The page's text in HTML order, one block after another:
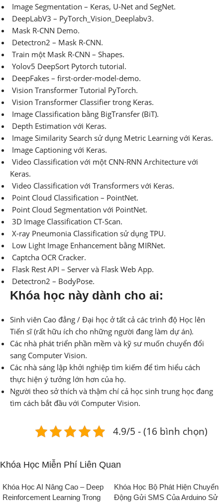
Image Segmentation – Keras, U-Net and SegNet.
DeepLabV3 – PyTorch_Vision_Deeplabv3.
Mask R-CNN Demo.
Detectron2 – Mask R-CNN.
Train một Mask R-CNN – Shapes.
Yolov5 DeepSort Pytorch tutorial.
DeepFakes – first-order-model-demo.
Vision Transformer Tutorial PyTorch.
Vision Transformer Classifier trong Keras.
Image Classification bằng BigTransfer (BiT).
Depth Estimation với Keras.
Image Similarity Search sử dụng Metric Learning với Keras.
Image Captioning với Keras.
Video Classification với một CNN-RNN Architecture với
Keras.
Video Classification với Transformers với Keras.
Point Cloud Classification – PointNet.
Point Cloud Segmentation với PointNet.
3D Image Classification CT-Scan.
X-ray Pneumonia Classification sử dụng TPU.
Low Light Image Enhancement bằng MIRNet.
Captcha OCR Cracker.
Flask Rest API – Server và Flask Web App.
Detectron2 – BodyPose.
Khóa học này dành cho ai:
Sinh viên Cao đẳng / Đại học ở tất cả các trình độ Học lên
Tiến sĩ (rất hữu ích cho những người đang làm dự án).
Các nhà phát triển phần mềm và kỹ sư muốn chuyển đổi
sang Computer Vision.
Các nhà sáng lập khởi nghiệp tìm kiếm để tìm hiểu cách
thực hiện ý tưởng lớn hơn của họ.
Người theo sở thích và thậm chí cả học sinh trung học đang
tìm cách bắt đầu với Computer Vision.
4.9/5 - (16 bình chọn)
Khóa Học Miễn Phí Liên Quan
Khóa Học AI Nâng Cao – Deep
Reinforcement Learning Trong
Khóa Học Bộ Phát Hiện Chuyển
Động Gửi SMS Của Arduino Sử